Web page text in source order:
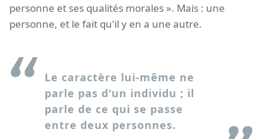
personne et ses qualités morales ». Mais : une
personne, et le fait qu'il y en a une autre.
Le caractère lui-même ne
parle pas d'un individu ; il
parle de ce qui se passe
entre deux personnes.